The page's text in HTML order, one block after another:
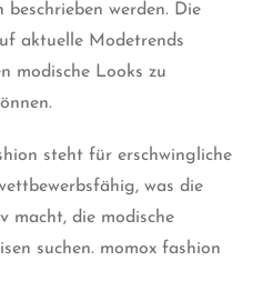
werden. Die
aktuelle Modetrends
modische Looks zu
steht für erschwingliche
was die
macht, die modische
suchen. momox fashion